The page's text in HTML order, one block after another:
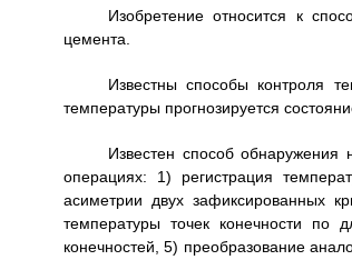
Изобретение относится к
цемента.
Известны способы контроля
температуры прогнозируется
Известен способ
операциях: 1) регистрация
асиметрии двух зафиксированных
температуры точек конечности по
конечностей, 5) преобразование